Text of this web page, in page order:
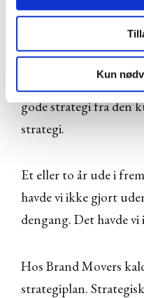
Kun
De fleste har deres
som aldrig rigtigt
har også selv været
opmærksomme på de
gode strategi fra den
strategi.
Et eller to år ude i
havde vi ikke gjort
dengang. Det havde
Hos Brand Movers
strategiplan.